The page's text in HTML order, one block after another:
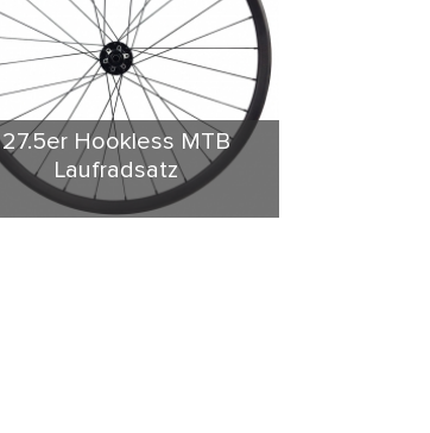
27.5er Hookless MTB
Laufradsatz